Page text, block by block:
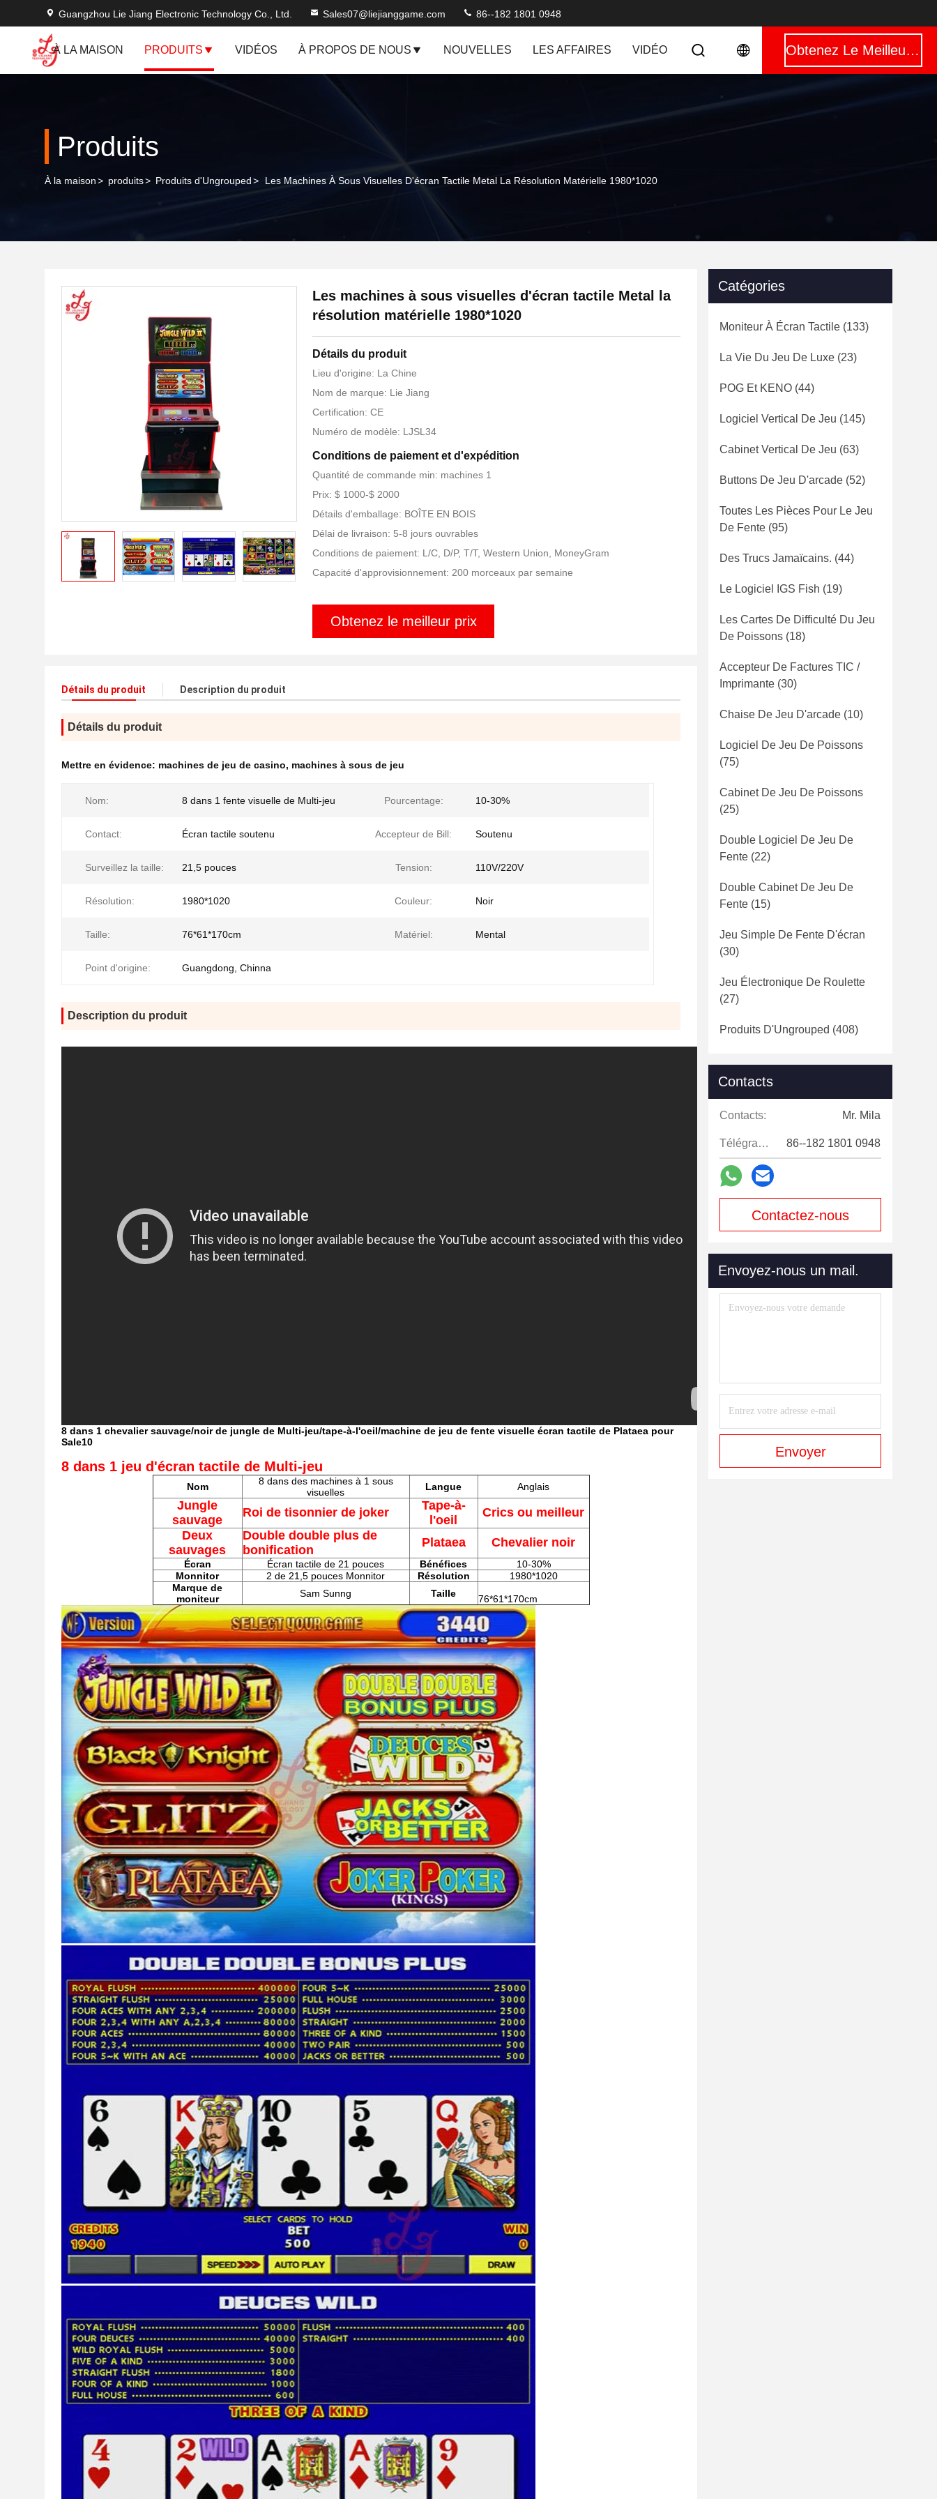
Guangzhou Lie Jiang Electronic Technology Co., Ltd. Sales07@liejianggame.com 86--182 1801 0948
À LA MAISON PRODUITS VIDÉOS À PROPOS DE NOUS NOUVELLES LES AFFAIRES VIDÉO Obtenez Le Meilleur Prix
Produits
À la maison> produits> Produits d'Ungrouped> Les Machines À Sous Visuelles D'écran Tactile Metal La Résolution Matérielle 1980*1020
Les machines à sous visuelles d'écran tactile Metal la
résolution matérielle 1980*1020
Détails du produit
Lieu d'origine: La Chine
Nom de marque: Lie Jiang
Certification: CE
Numéro de modèle: LJSL34
Conditions de paiement et d'expédition
Quantité de commande min: machines 1
Prix: $ 1000-$ 2000
Détails d'emballage: BOÎTE EN BOIS
Délai de livraison: 5-8 jours ouvrables
Conditions de paiement: L/C, D/P, T/T, Western Union, MoneyGram
Capacité d'approvisionnement: 200 morceaux par semaine
Obtenez le meilleur prix
Détails du produit Description du produit
Détails du produit
Mettre en évidence: machines de jeu de casino, machines à sous de jeu
Nom: 8 dans 1 fente visuelle de Multi-jeu Pourcentage: 10-30%
Contact: Écran tactile soutenu Accepteur de Bill: Soutenu
Surveillez la taille: 21,5 pouces Tension: 110V/220V
Résolution: 1980*1020 Couleur: Noir
Taille: 76*61*170cm Matériel: Mental
Point d'origine: Guangdong, Chinna
Description du produit
8 dans 1 chevalier sauvage/noir de jungle de Multi-jeu/tape-à-l'oeil/machine de jeu de fente visuelle écran tactile de Plataea pour
Sale10
8 dans 1 jeu d'écran tactile de Multi-jeu
Nom
8 dans des machines à 1 sous
visuelles
Langue Anglais
Jungle
sauvage
Roi de tisonnier de joker
Tape-à-
l'oeil
Crics ou meilleur
Deux
sauvages
Double double plus de
bonification
Plataea Chevalier noir
Écran Écran tactile de 21 pouces Bénéfices
10-30%
Monnitor
2 de 21,5 pouces Monnitor Résolution
1980*1020
Marque de
moniteur
Sam Sunng Taille 76*61*170cm
Catégories
Moniteur À Écran Tactile (133)
La Vie Du Jeu De Luxe (23)
POG Et KENO (44)
Logiciel Vertical De Jeu (145)
Cabinet Vertical De Jeu (63)
Buttons De Jeu D'arcade (52)
Toutes Les Pièces Pour Le Jeu
De Fente (95)
Des Trucs Jamaïcains. (44)
Le Logiciel IGS Fish (19)
Les Cartes De Difficulté Du Jeu
De Poissons (18)
Accepteur De Factures TIC /
Imprimante (30)
Chaise De Jeu D'arcade (10)
Logiciel De Jeu De Poissons
(75)
Cabinet De Jeu De Poissons
(25)
Double Logiciel De Jeu De
Fente (22)
Double Cabinet De Jeu De
Fente (15)
Jeu Simple De Fente D'écran
(30)
Jeu Électronique De Roulette
(27)
Produits D'Ungrouped (408)
Contacts
Contacts: Mr. Mila
Télégramme: 86--182 1801 0948
Contactez-nous
Envoyez-nous un mail.
Envoyer